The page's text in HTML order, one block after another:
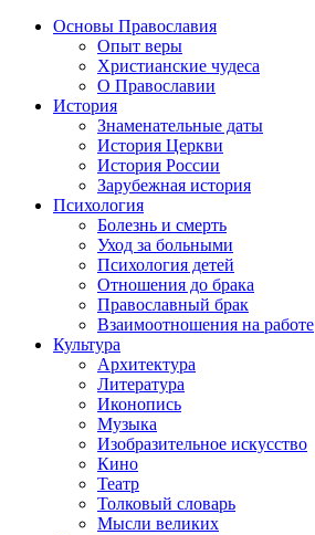
Основы Православия
Опыт веры
Христианские чудеса
О Православии
История
Знаменательные даты
История Церкви
История России
Зарубежная история
Психология
Болезнь и смерть
Уход за больными
Психология детей
Отношения до брака
Православный брак
Взаимоотношения на работе
Культура
Архитектура
Литература
Иконопись
Музыка
Изобразительное искусство
Кино
Театр
Толковый словарь
Мысли великих